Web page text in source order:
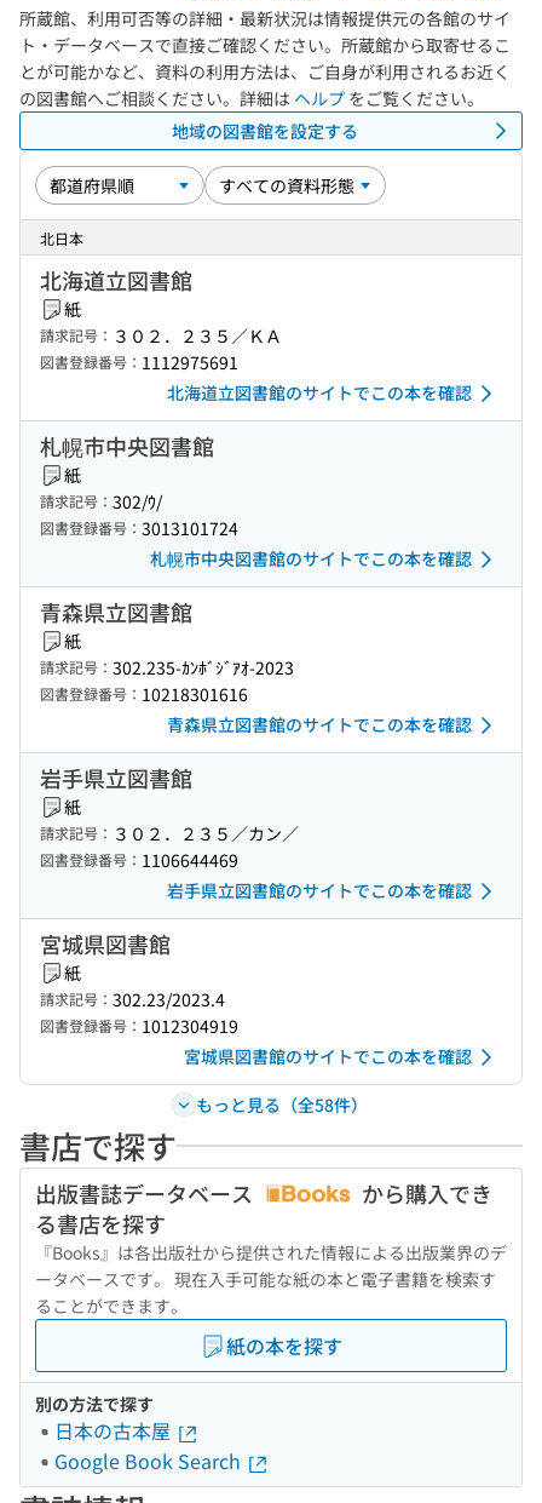
所蔵館、利用可否等の詳細・最新状況は情報提供元の各館のサイ
ト・データベースで直接ご確認ください。所蔵館から取寄せるこ
とが可能かなど、資料の利用方法は、ご自身が利用されるお近く
の図書館へご相談ください。詳細は ヘルプ をご覧ください。
地域の図書館を設定する
北日本
北海道立図書館
紙
請求記号： ３０２．２３５／ＫＡ
図書登録番号： 1112975691
北海道立図書館のサイトでこの本を確認
札幌市中央図書館
紙
請求記号： 302/ｳ/
図書登録番号： 3013101724
札幌市中央図書館のサイトでこの本を確認
青森県立図書館
紙
請求記号： 302.235-ｶﾝﾎﾞｼﾞｱｵ-2023
図書登録番号： 10218301616
青森県立図書館のサイトでこの本を確認
岩手県立図書館
紙
請求記号： ３０２．２３５／カン／
図書登録番号： 1106644469
岩手県立図書館のサイトでこの本を確認
宮城県図書館
紙
請求記号： 302.23/2023.4
図書登録番号： 1012304919
宮城県図書館のサイトでこの本を確認
もっと見る（全58件）
書店で探す
出版書誌データベース
から購入でき
る書店を探す
『Books』は各出版社から提供された情報による出版業界のデ
ータベースです。 現在入手可能な紙の本と電子書籍を検索す
ることができます。
紙の本を探す
別の方法で探す
日本の古本屋
Google Book Search